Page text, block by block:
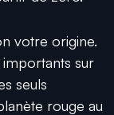
votre origine.
sur
seuls
rouge au